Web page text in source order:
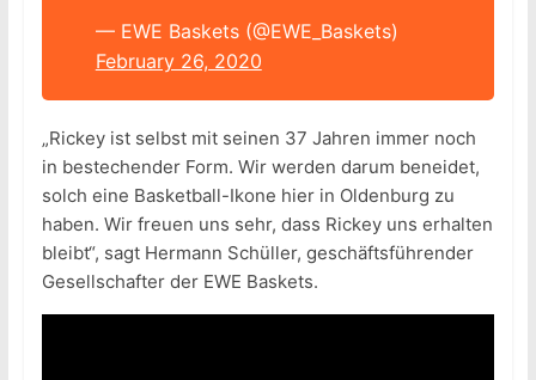
— EWE Baskets (@EWE_Baskets)
February 26, 2020
„Rickey ist selbst mit seinen 37 Jahren immer noch
in bestechender Form. Wir werden darum beneidet,
solch eine Basketball-Ikone hier in Oldenburg zu
haben. Wir freuen uns sehr, dass Rickey uns erhalten
bleibt“, sagt Hermann Schüller, geschäftsführender
Gesellschafter der EWE Baskets.